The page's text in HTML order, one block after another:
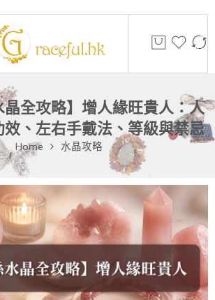
晶全攻略】增人緣旺貴人：人
效、左右手戴法、等級與禁忌
Home 水晶攻略